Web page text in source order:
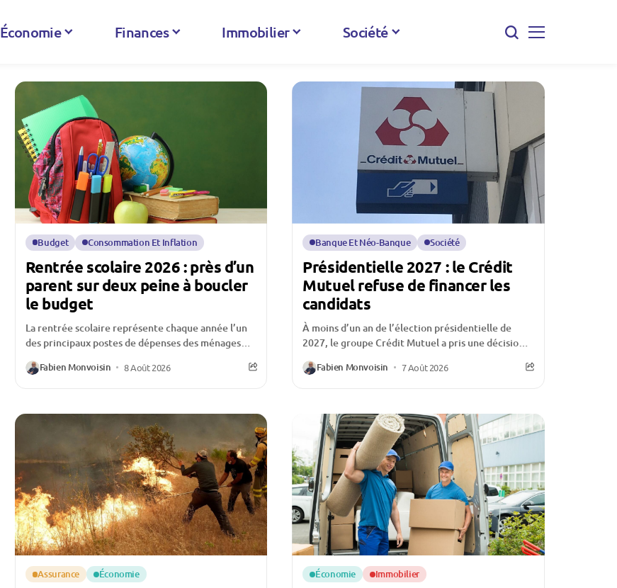
Économie Finances Immobilier Société
Budget Consommation Et Inflation
Rentrée scolaire 2026 : près d’un
parent sur deux peine à boucler
le budget
La rentrée scolaire représente chaque année l’un
des principaux postes de dépenses des ménages
Fabien Monvoisin 8 Août 2026
Banque Et Néo-Banque Société
Présidentielle 2027 : le Crédit
Mutuel refuse de financer les
candidats
À moins d’un an de l’élection présidentielle de
2027, le groupe Crédit Mutuel a pris une décision
Fabien Monvoisin 7 Août 2026
Assurance Économie Économie Immobilier